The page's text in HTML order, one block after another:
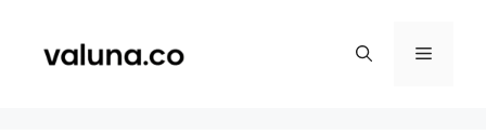
contenido
Menú